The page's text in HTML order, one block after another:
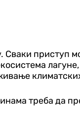
Сваки
треба да